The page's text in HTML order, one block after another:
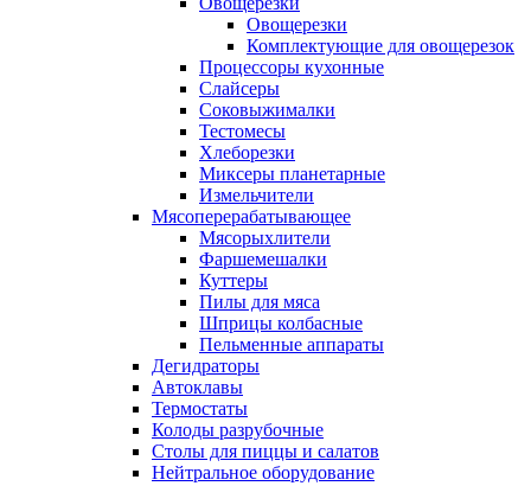
Овощерезки
Комплектующие для овощерезок
Процессоры кухонные
Слайсеры
Соковыжималки
Тестомесы
Хлеборезки
Миксеры планетарные
Измельчители
Мясоперерабатывающее
Мясорыхлители
Фаршемешалки
Куттеры
Пилы для мяса
Шприцы колбасные
Пельменные аппараты
Дегидраторы
Автоклавы
Термостаты
Колоды разрубочные
Столы для пиццы и салатов
Нейтральное оборудование